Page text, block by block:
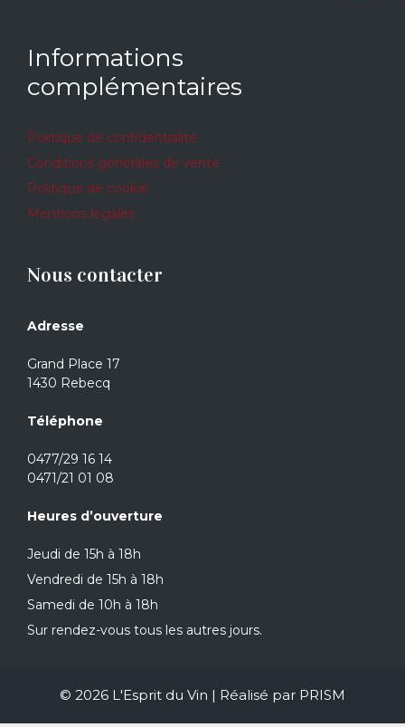
Informations
complémentaires
Politique de confidentialité
Conditions générales de vente
Politique de cookie
Mentions légales
Nous contacter
Adresse
Grand Place 17
1430 Rebecq
Téléphone
0477/29 16 14
0471/21 01 08
Heures d’ouverture
Jeudi de 15h à 18h
Vendredi de 15h à 18h
Samedi de 10h à 18h
Sur rendez-vous tous les autres jours.
© 2026 L'Esprit du Vin | Réalisé par PRISM